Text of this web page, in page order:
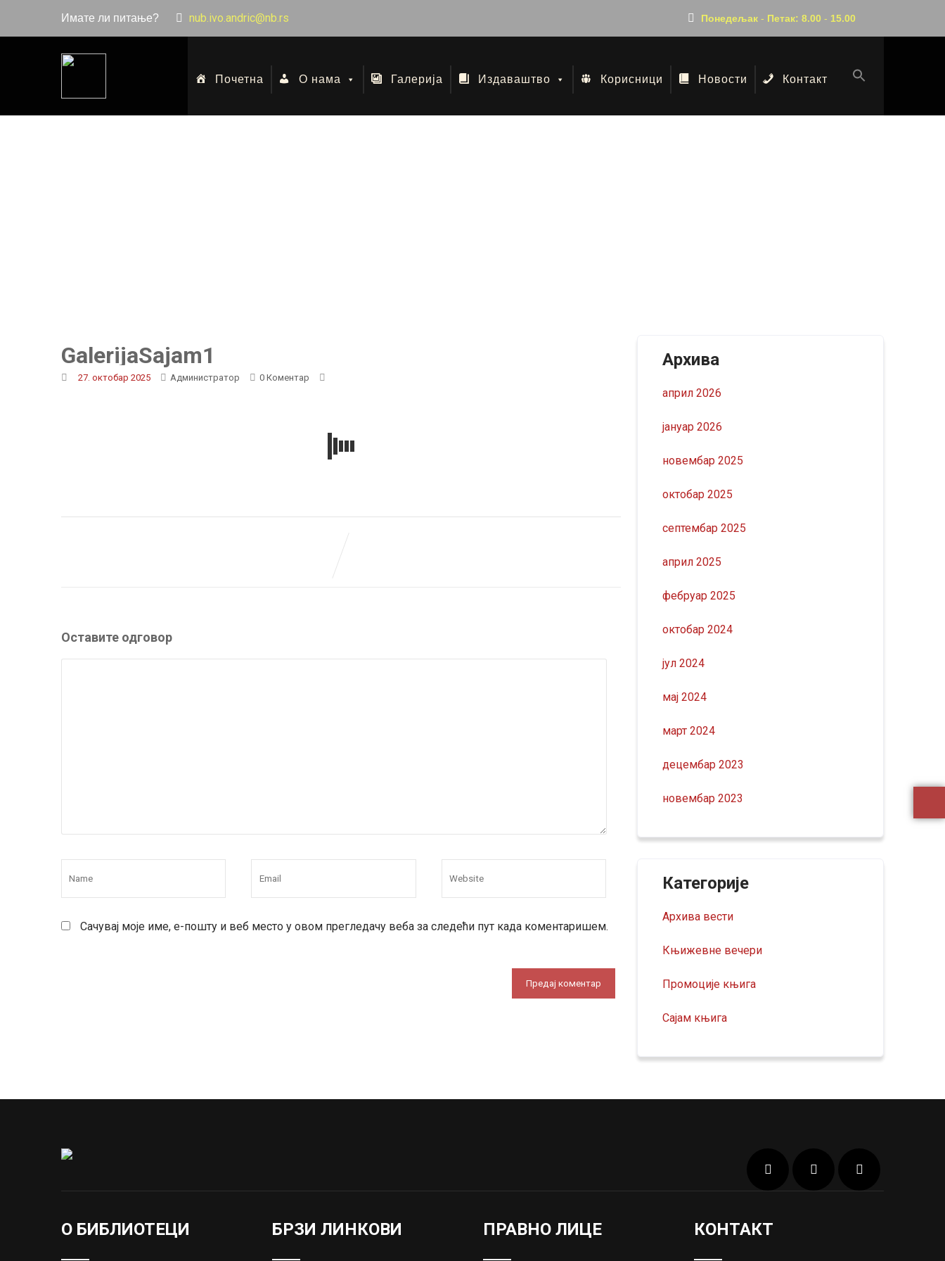
Имате ли питање? nub.ivo.andric@nb.rs Понедељак - Петак: 8.00 - 15.00
Почетна О нама Галерија Издаваштво Корисници Новости Контакт
GalerijaSajam1
27. октобар 2025 Администратор 0 Коментар
Оставите одговор
Сачувај моје име, е-пошту и веб место у овом прегледачу веба за следећи пут када коментаришем.
Архива
април 2026
јануар 2026
новембар 2025
октобар 2025
септембар 2025
април 2025
фебруар 2025
октобар 2024
јул 2024
мај 2024
март 2024
децембар 2023
новембар 2023
Категорије
Архива вести
Књижевне вечери
Промоције књига
Сајам књига
О БИБЛИОТЕЦИ БРЗИ ЛИНКОВИ ПРАВНО ЛИЦЕ КОНТАКТ